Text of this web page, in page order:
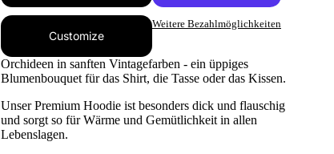
Customize
Weitere Bezahlmöglichkeiten
Orchideen in sanften Vintagefarben - ein üppiges
Blumenbouquet für das Shirt, die Tasse oder das Kissen.
Unser Premium Hoodie ist besonders dick und flauschig
und sorgt so für Wärme und Gemütlichkeit in allen
Lebenslagen.